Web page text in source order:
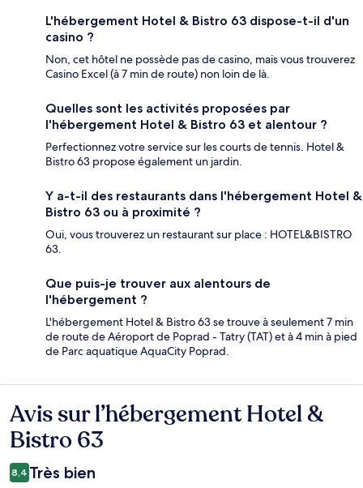
L'hébergement Hotel & Bistro 63 dispose-t-il d'un
casino ?
Non, cet hôtel ne possède pas de casino, mais vous trouverez
Casino Excel (à 7 min de route) non loin de là.
Quelles sont les activités proposées par
l'hébergement Hotel & Bistro 63 et alentour ?
Perfectionnez votre service sur les courts de tennis. Hotel &
Bistro 63 propose également un jardin.
Y a-t-il des restaurants dans l'hébergement Hotel &
Bistro 63 ou à proximité ?
Oui, vous trouverez un restaurant sur place : HOTEL&BISTRO
63.
Que puis-je trouver aux alentours de
l'hébergement ?
L'hébergement Hotel & Bistro 63 se trouve à seulement 7 min
de route de Aéroport de Poprad - Tatry (TAT) et à 4 min à pied
de Parc aquatique AquaCity Poprad.
Avis
Avis sur l’hébergement Hotel &
Bistro 63
8,4 Très bien